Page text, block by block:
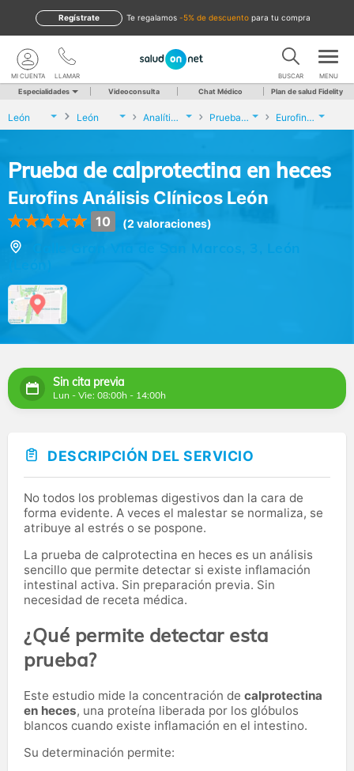
te regalamos -5% de descuento para tu compra
Regístrate
LLAMAR
MI CUENTA BUSCAR MENU
Especialidades Videoconsulta Chat Médico Plan de salud Fidelity
León León Analíticas y Genética Prueba de calprotectina en heces Eurofins Análisis Clínicos León
Prueba de calprotectina en heces
Eurofins Análisis Clínicos León
10 (2 valoraciones)
Calle Gran Via de San Marcos, 3, León
Sin cita previa
Lun - Vie: 08:00h - 14:00h
DESCRIPCIÓN DEL SERVICIO
No todos los problemas digestivos dan la cara de
forma evidente. A veces el malestar se normaliza, se
atribuye al estrés o se pospone.
La prueba de calprotectina en heces es un análisis
sencillo que permite detectar si existe inflamación
intestinal activa. Sin preparación previa. Sin
necesidad de receta médica.
¿Qué permite detectar esta
prueba?
Este estudio mide la concentración de calprotectina
en heces, una proteína liberada por los glóbulos
blancos cuando existe inflamación en el intestino.
Su determinación permite: